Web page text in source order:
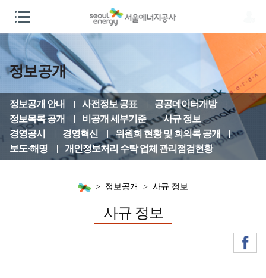
정보공개
정보공개 안내 사전정보 공표
공공데이터개방
정보목록 공개
비공개 세부기준
사규 정보
경영공시
경영혁신
위원회 현황 및 회의록 공개
보도·해명
개인정보처리 수탁 업체 관리점검현황
정보공개 사규 정보
사규 정보